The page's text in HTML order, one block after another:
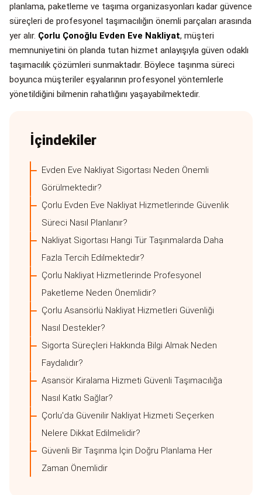
planlama, paketleme ve taşıma organizasyonları kadar güvence
süreçleri de profesyonel taşımacılığın önemli parçaları arasında
yer alır. Çorlu Çonoğlu Evden Eve Nakliyat, müşteri
memnuniyetini ön planda tutan hizmet anlayışıyla güven odaklı
taşımacılık çözümleri sunmaktadır. Böylece taşınma süreci
boyunca müşteriler eşyalarının profesyonel yöntemlerle
yönetildiğini bilmenin rahatlığını yaşayabilmektedir.
İçindekiler
Evden Eve Nakliyat Sigortası Neden Önemli
Görülmektedir?
Çorlu Evden Eve Nakliyat Hizmetlerinde Güvenlik
Süreci Nasıl Planlanır?
Nakliyat Sigortası Hangi Tür Taşınmalarda Daha
Fazla Tercih Edilmektedir?
Çorlu Nakliyat Hizmetlerinde Profesyonel
Paketleme Neden Önemlidir?
Çorlu Asansörlü Nakliyat Hizmetleri Güvenliği
Nasıl Destekler?
Sigorta Süreçleri Hakkında Bilgi Almak Neden
Faydalıdır?
Asansör Kiralama Hizmeti Güvenli Taşımacılığa
Nasıl Katkı Sağlar?
Çorlu'da Güvenilir Nakliyat Hizmeti Seçerken
Nelere Dikkat Edilmelidir?
Güvenli Bir Taşınma İçin Doğru Planlama Her
Zaman Önemlidir